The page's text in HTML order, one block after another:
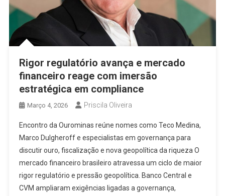
Rigor regulatório avança e mercado
financeiro reage com imersão
estratégica em compliance
Março 4, 2026 Priscila Oliveira
Encontro da Ourominas reúne nomes como Teco Medina,
Marco Dulgheroff e especialistas em governança para
discutir ouro, fiscalização e nova geopolítica da riqueza O
mercado financeiro brasileiro atravessa um ciclo de maior
rigor regulatório e pressão geopolítica. Banco Central e
CVM ampliaram exigências ligadas a governança,